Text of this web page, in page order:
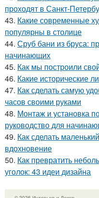
проходят в Санкт-
43. Какие современные
популярны в столице
44. Сруб бани из бруса:
начинающих
45. Как мы построили
46. Какие исторические
47. Как сделать самую
часов своими руками
48. Монтаж и установка
руководство для
49. Как сделать
вдохновение
50. Как превратить
уголок: 43 идеи дизайна